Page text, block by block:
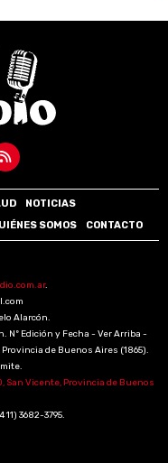
NOTICIAS
SOMOS CONTACTO
.
Alarcón.
Nº Edición y Fecha - Ver Arriba -
de Buenos Aires (1865).
San Vicente, Provincia de Buenos
11) 3682-3795.